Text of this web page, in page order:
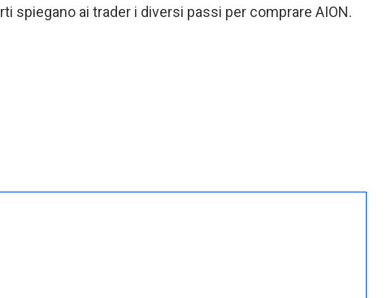
spiegano ai trader i diversi passi per comprare AION.